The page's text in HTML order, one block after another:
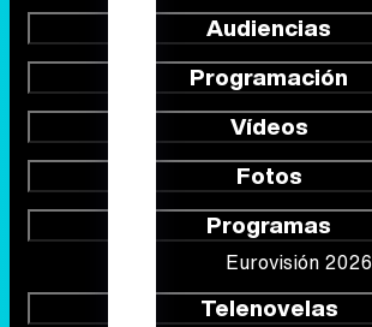
Audiencias
Programación
Vídeos
Fotos
Programas
Eurovisión 2026
Telenovelas